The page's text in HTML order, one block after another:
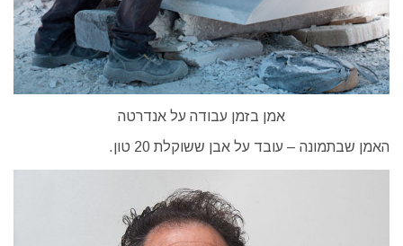
אמן בזמן עבודה על אנדרטה
האמן שבתמונה – עובד על אבן ששוקלת 20 טון.